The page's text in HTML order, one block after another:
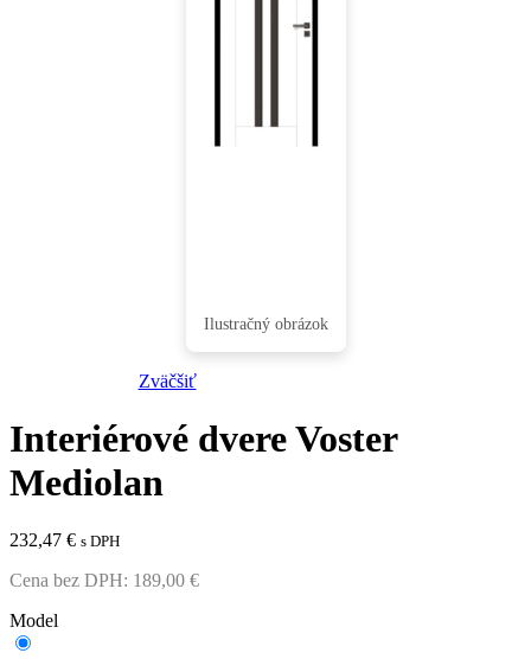
Zväčšiť
Interiérové dvere Voster
Mediolan
232,47 € s DPH
Cena bez DPH: 189,00 €
Model